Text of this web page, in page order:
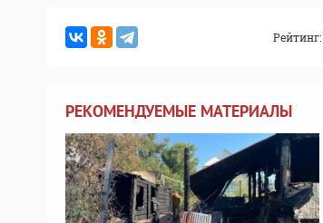
Рейтинг:
РЕКОМЕНДУЕМЫЕ МАТЕРИАЛЫ